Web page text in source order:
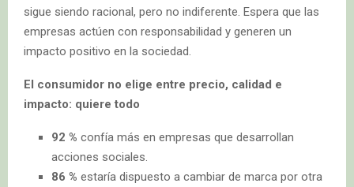
sigue siendo racional, pero no indiferente. Espera que las
empresas actúen con responsabilidad y generen un
impacto positivo en la sociedad.
El consumidor no elige entre precio, calidad e
impacto: quiere todo
92 % confía más en empresas que desarrollan
acciones sociales.
86 % estaría dispuesto a cambiar de marca por otra